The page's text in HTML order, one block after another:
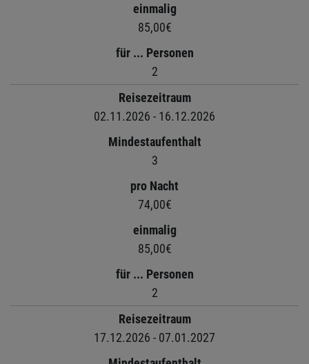
einmalig
85,00€
für ... Personen
2
Reisezeitraum
02.11.2026 - 16.12.2026
Mindestaufenthalt
3
pro Nacht
74,00€
einmalig
85,00€
für ... Personen
2
Reisezeitraum
17.12.2026 - 07.01.2027